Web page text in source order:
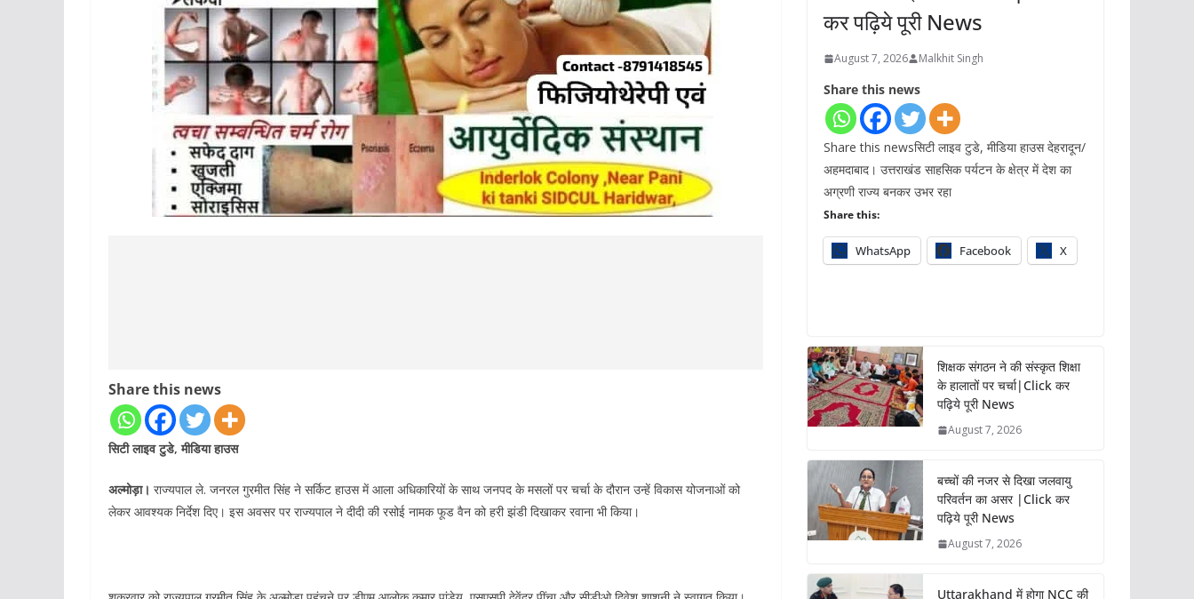
Share this news
सिटी लाइव टुडे, मीडिया हाउस
अल्मोड़ा। राज्यपाल ले. जनरल गुरमीत सिंह ने सर्किट हाउस में आला अधिकारियों के साथ जनपद के मसलों पर चर्चा के दौरान उन्हें विकास योजनाओं को
लेकर आवश्यक निर्देश दिए। इस अवसर पर राज्यपाल ने दीदी की रसोई नामक फूड वैन को हरी झंडी दिखाकर रवाना भी किया।
कर पढ़िये पूरी News
August 7, 2026 Malkhit Singh
Share this news
Share this newsसिटी लाइव टुडे, मीडिया हाउस देहरादून/
अहमदाबाद। उत्तराखंड साहसिक पर्यटन के क्षेत्र में देश का
अग्रणी राज्य बनकर उभर रहा
Share this:
WhatsApp Facebook X
शिक्षक संगठन ने की संस्कृत शिक्षा
के हालातों पर चर्चा|Click कर
पढ़िये पूरी News
August 7, 2026
बच्चों की नजर से दिखा जलवायु
परिवर्तन का असर |Click कर
पढ़िये पूरी News
August 7, 2026
Uttarakhand में होगा NCC की